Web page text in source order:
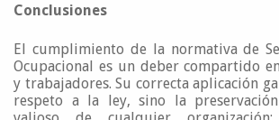
Conclusiones
El cumplimiento de la normativa de
Ocupacional es un deber compartido
y trabajadores. Su correcta aplicación
respeto a la ley, sino la